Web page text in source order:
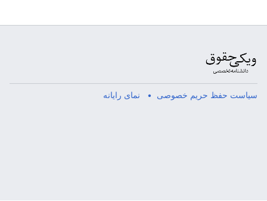
سیاست حفظ حریم خصوصی نمای رایانه